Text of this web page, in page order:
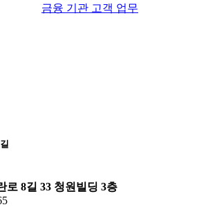
금융 기관 고객 업무
로 8길 33 청원빌딩 3층